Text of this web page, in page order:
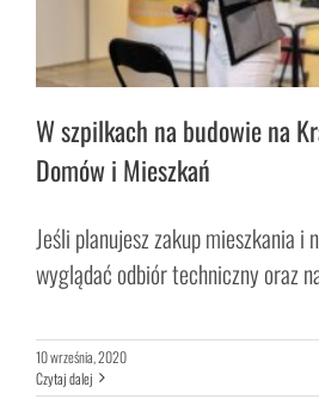
W szpilkach na budowie na
Domów i Mieszkań
Jeśli planujesz zakup mieszkania i
wyglądać odbiór techniczny oraz
10 września, 2020
Czytaj dalej